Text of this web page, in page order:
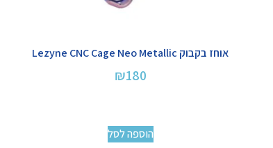
אוחז בקבוק Lezyne CNC Cage Neo Metallic
₪180
הוספה לסל